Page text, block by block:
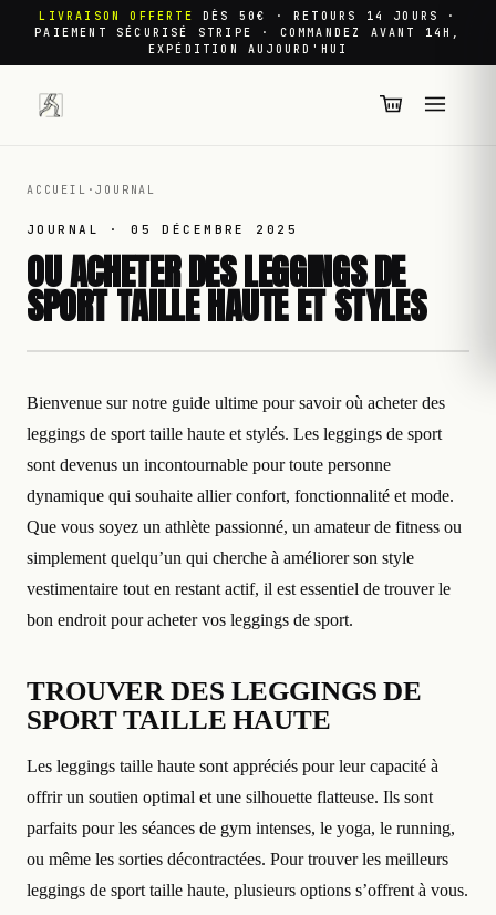
LIVRAISON OFFERTE
DÈS 50€ · RETOURS 14 JOURS ·
PAIEMENT SÉCURISÉ STRIPE · COMMANDEZ AVANT 14H,
EXPÉDITION AUJOURD'HUI
ACCUEIL ·JOURNAL
JOURNAL ·05 DÉCEMBRE 2025
OU ACHETER DES LEGGINGS DE
SPORT TAILLE HAUTE ET STYLES
Bienvenue sur notre guide ultime pour savoir où acheter des
leggings de sport taille haute et stylés. Les leggings de sport
sont devenus un incontournable pour toute personne
dynamique qui souhaite allier confort, fonctionnalité et mode.
Que vous soyez un athlète passionné, un amateur de fitness ou
simplement quelqu’un qui cherche à améliorer son style
vestimentaire tout en restant actif, il est essentiel de trouver le
bon endroit pour acheter vos leggings de sport.
TROUVER DES LEGGINGS DE
SPORT TAILLE HAUTE
Les leggings taille haute sont appréciés pour leur capacité à
offrir un soutien optimal et une silhouette flatteuse. Ils sont
parfaits pour les séances de gym intenses, le yoga, le running,
ou même les sorties décontractées. Pour trouver les meilleurs
leggings de sport taille haute, plusieurs options s’offrent à vous.